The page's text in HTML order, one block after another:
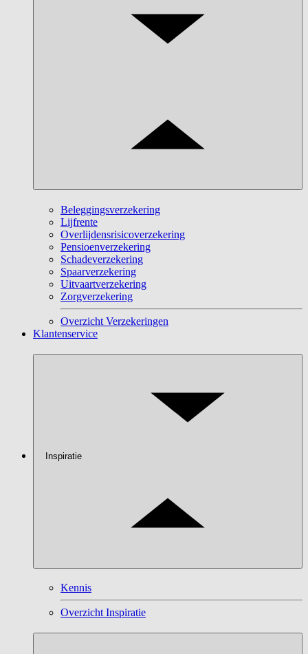
Beleggingsverzekering
Lijfrente
Overlijdensrisicoverzekering
Pensioenverzekering
Schadeverzekering
Spaarverzekering
Uitvaartverzekering
Zorgverzekering
Overzicht Verzekeringen
Klantenservice
Inspiratie
Kennis
Overzicht Inspiratie